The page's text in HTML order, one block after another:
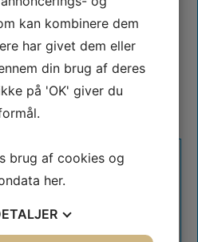
kan kombinere dem
har givet dem eller
din brug af deres
på 'OK' giver du
brug af cookies og
her.